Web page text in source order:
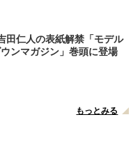
田仁人の表紙解禁「モデル
ンマガジン」巻頭に登場
もっとみる